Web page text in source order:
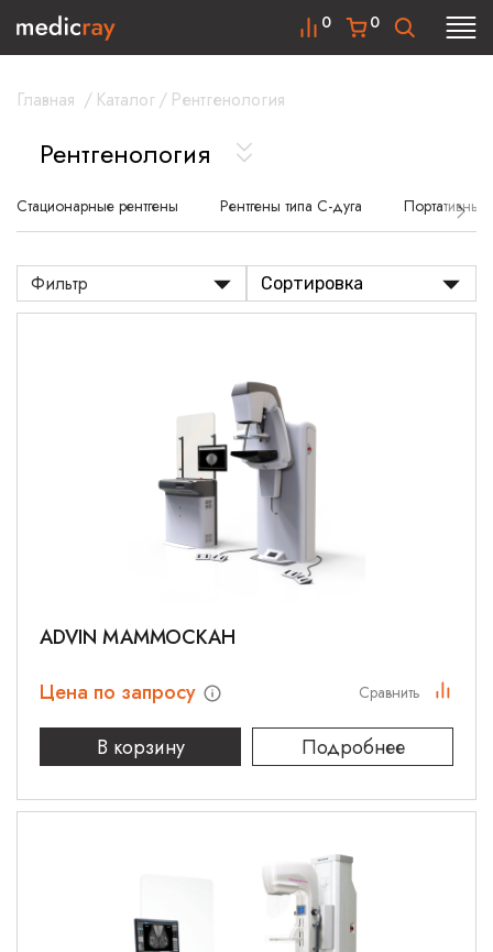
0
0
Главная / Каталог/ Рентгенология
Рентгенология
Стационарные рентгены Рентгены типа С-дуга Портативные
Фильтр Сортировка
ADVIN МАММОСКАН
Цена по запросу
В корзину
Подробнее
Сравнить